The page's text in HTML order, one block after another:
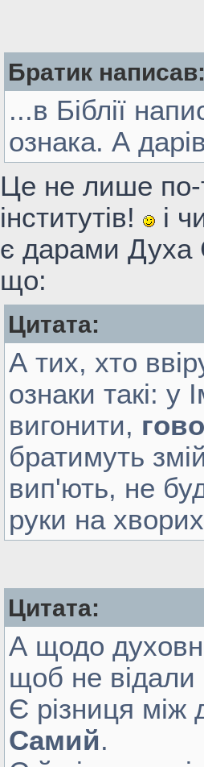
Братик
...в Біблії
ознака. А
Це не лише по-
інститутів!
і
є дарами Духа
що:
Цитата:
А тих, хто
ознаки такі: у
вигонити,
братимуть
вип'ють, не
руки на
Цитата:
А щодо
щоб не відали
Є різниця
Самий.